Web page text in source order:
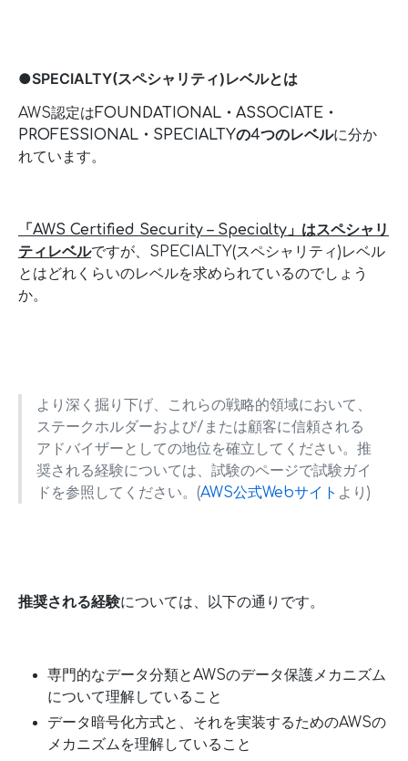
●SPECIALTY(スペシャリティ)レベルとは
AWS認定はFOUNDATIONAL・ASSOCIATE・
PROFESSIONAL・SPECIALTYの4つのレベルに分か
れています。
「AWS Certified Security – Specialty」はスペシャリ
ティレベルですが、SPECIALTY(スペシャリティ)レベル
とはどれくらいのレベルを求められているのでしょう
か。
より深く掘り下げ、これらの戦略的領域において、
ステークホルダーおよび/または顧客に信頼される
アドバイザーとしての地位を確立してください。推
奨される経験については、試験のページで試験ガイ
ドを参照してください。(AWS公式Webサイト より)
推奨される経験については、以下の通りです。
専門的なデータ分類とAWSのデータ保護メカニズム
について理解していること
データ暗号化方式と、それを実装するためのAWSの
メカニズムを理解していること